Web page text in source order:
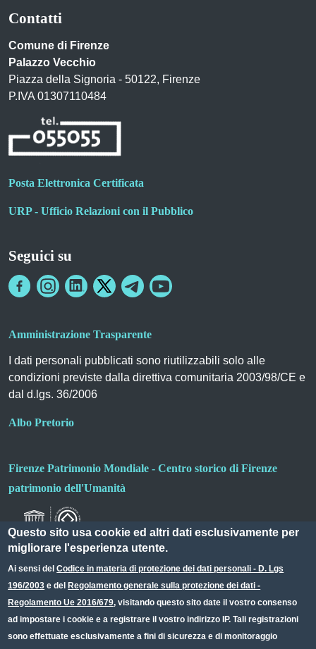
Contatti
Comune di Firenze
Palazzo Vecchio
Piazza della Signoria - 50122, Firenze
P.IVA 01307110484
Posta Elettronica Certificata
URP - Ufficio Relazioni con il Pubblico
Seguici su
Amministrazione Trasparente
I dati personali pubblicati sono riutilizzabili solo alle
condizioni previste dalla direttiva comunitaria 2003/98/CE e
dal d.lgs. 36/2006
Albo Pretorio
Firenze Patrimonio Mondiale - Centro storico di Firenze
patrimonio dell'Umanità
Small prints
Useful links section
Redazione web
Privacy
Questo sito usa cookie ed altri dati esclusivamente per
migliorare l'esperienza utente.
Ai sensi delCodice in materia di protezione dei dati personali - D. Lgs
196/2003 e del Regolamento generale sulla protezione dei dati -
Regolamento Ue 2016/679, visitando questo sito date il vostro consenso
ad impostare i cookie e a registrare il vostro indirizzo IP. Tali registrazioni
sono effettuate esclusivamente a fini di sicurezza e di monitoraggio